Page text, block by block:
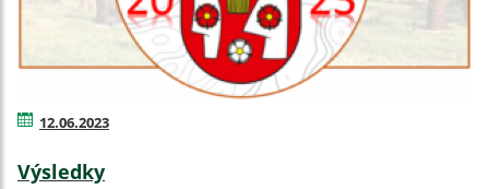
12.06.2023
Výsledky